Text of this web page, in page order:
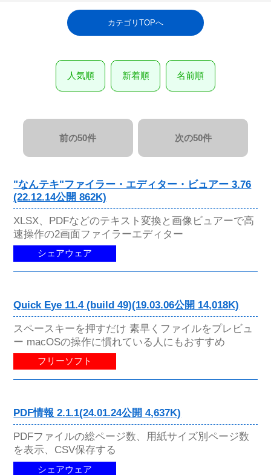
カテゴリTOPへ
人気順 新着順 名前順
前の50件 次の50件
"なんテキ"ファイラー・エディター・ビュアー 3.76
(22.12.14公開 862K)
XLSX、PDFなどのテキスト変換と画像ビュアーで高
速操作の2画面ファイラーエディター
シェアウェア
Quick Eye 11.4 (build 49)(19.03.06公開 14,018K)
スペースキーを押すだけ 素早くファイルをプレビュ
ー macOSの操作に慣れている人にもおすすめ
フリーソフト
PDF情報 2.1.1(24.01.24公開 4,637K)
PDFファイルの総ページ数、用紙サイズ別ページ数
を表示、CSV保存する
シェアウェア